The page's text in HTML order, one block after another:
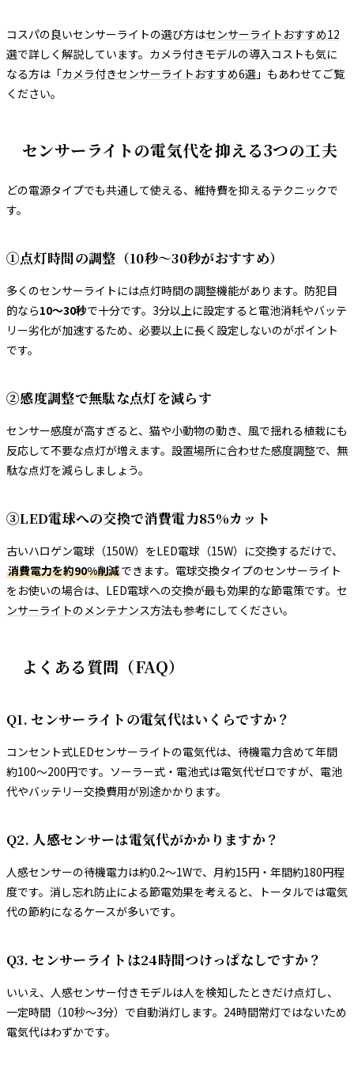
コスパの良いセンサーライトの選び方はセンサーライトおすすめ12
選で詳しく解説しています。カメラ付きモデルの導入コストも気に
なる方は「カメラ付きセンサーライトおすすめ6選 」もあわせてご覧
ください。
センサーライトの電気代を抑える3つの工夫
どの電源タイプでも共通して使える、維持費を抑えるテクニックで
す。
①点灯時間の調整（10秒〜30秒がおすすめ）
多くのセンサーライトには点灯時間の調整機能があります。防犯目
的なら10〜30秒で十分です。3分以上に設定すると電池消耗やバッテ
リー劣化が加速するため、必要以上に長く設定しないのがポイント
です。
②感度調整で無駄な点灯を減らす
センサー感度が高すぎると、猫や小動物の動き、風で揺れる植栽にも
反応して不要な点灯が増えます。 設置場所に合わせた感度調整で、無
駄な点灯を減らしましょう。
③LED電球への交換で消費電力85%カット
古いハロゲン電球（150W）をLED電球（15W）に交換するだけで、
消費電力を約90%削減できます。電球交換タイプのセンサーライト
をお使いの場合は、LED電球への交換が最も効果的な節電策です。 セ
ンサーライトのメンテナンス方法も参考にしてください。
よくある質問（FAQ）
Q1. センサーライトの電気代はいくらですか？
コンセント式LEDセンサーライトの電気代は、待機電力含めて年間
約100〜200円です。ソーラー式・電池式は電気代ゼロですが、電池
代やバッテリー交換費用が別途かかります。
Q2. 人感センサーは電気代がかかりますか？
人感センサーの待機電力は約0.2〜1Wで、月約15円・年間約180円程
度です。消し忘れ防止による節電効果を考えると、トータルでは電気
代の節約になるケースが多いです。
Q3. センサーライトは24時間つけっぱなしですか？
いいえ、人感センサー付きモデルは人を検知したときだけ点灯し、
一定時間（10秒〜3分）で自動消灯します。24時間常灯ではないため
電気代はわずかです。